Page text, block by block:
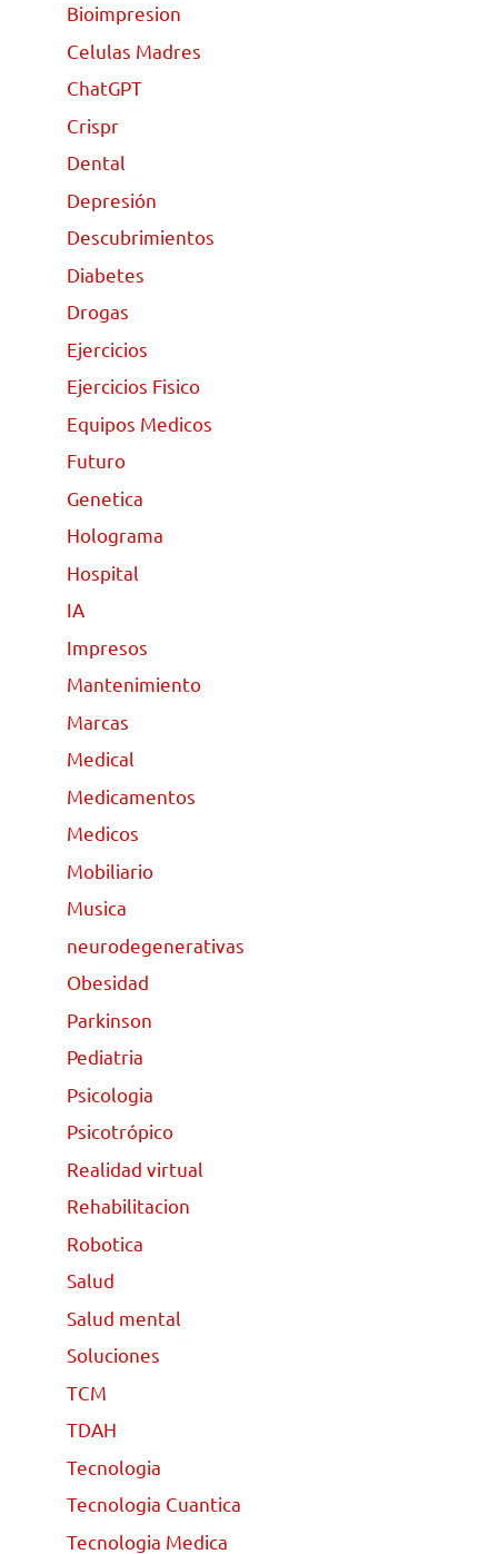
Bioimpresion
Celulas Madres
ChatGPT
Crispr
Dental
Depresión
Descubrimientos
Diabetes
Drogas
Ejercicios
Ejercicios Fisico
Equipos Medicos
Futuro
Genetica
Holograma
Hospital
IA
Impresos
Mantenimiento
Marcas
Medical
Medicamentos
Medicos
Mobiliario
Musica
neurodegenerativas
Obesidad
Parkinson
Pediatria
Psicologia
Psicotrópico
Realidad virtual
Rehabilitacion
Robotica
Salud
Salud mental
Soluciones
TCM
TDAH
Tecnologia
Tecnologia Cuantica
Tecnologia Medica